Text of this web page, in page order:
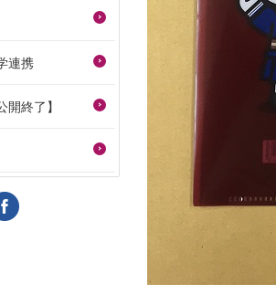
連携
開終了】